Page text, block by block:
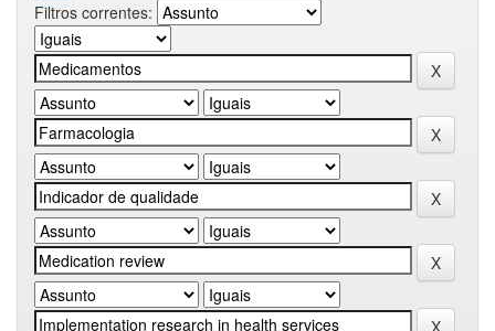
Filtros correntes: